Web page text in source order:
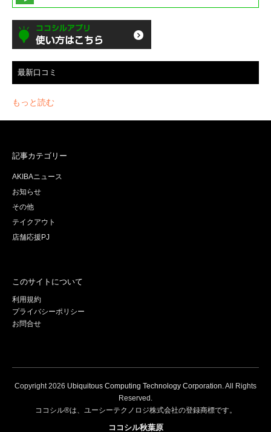
最新口コミ
もっと読む
記事カテゴリー
AKIBAニュース
お知らせ
その他
テイクアウト
店舗応援PJ
このサイトについて
利用規約
プライバシーポリシー
お問合せ
Copyright2026 Ubiquitous Computing Technology Corporation . All Rights
Reserved.
ココシル®は、ユーシーテクノロジ株式会社の登録商標です。
ココシル秋葉原